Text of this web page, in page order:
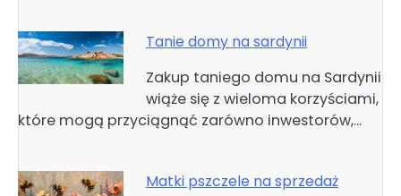
Tanie domy na sardynii
Zakup taniego domu na Sardynii
wiąże się z wieloma korzyściami,
które mogą przyciągnąć zarówno inwestorów,…
Matki pszczele na sprzedaż